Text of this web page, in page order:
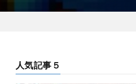
人気記事５